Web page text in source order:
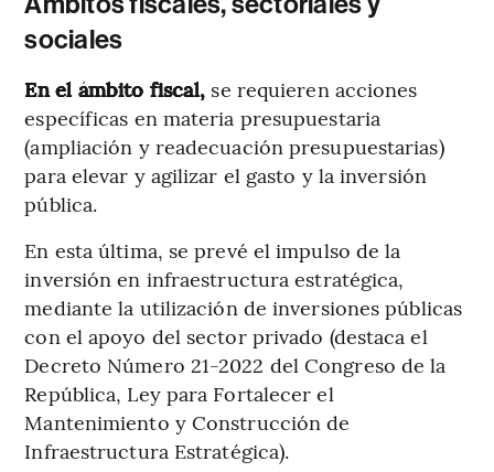
sociales
En el ámbito fiscal, se requieren acciones
específicas en materia presupuestaria
(ampliación y readecuación presupuestarias)
para elevar y agilizar el gasto y la inversión
pública.
En esta última, se prevé el impulso de la
inversión en infraestructura estratégica,
mediante la utilización de inversiones públicas
con el apoyo del sector privado (destaca el
Decreto Número 21-2022 del Congreso de la
República, Ley para Fortalecer el
Mantenimiento y Construcción de
Infraestructura Estratégica).